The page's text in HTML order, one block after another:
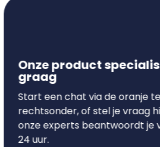
Onze product
graag
Start een chat via de oranje
rechtsonder, of stel je vraag
onze experts beantwoordt je
24 uur.